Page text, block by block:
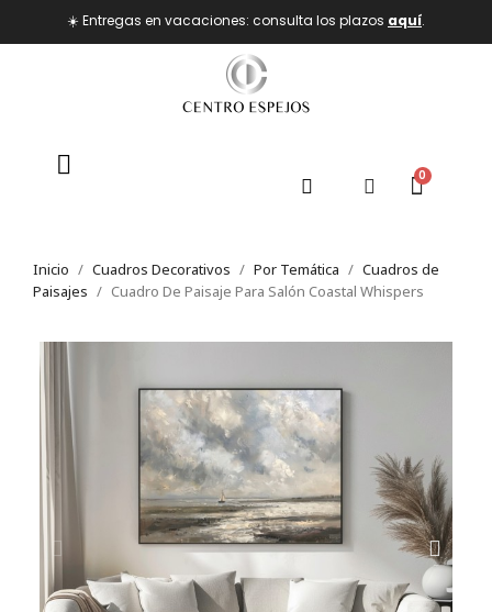
☀️ Entregas en vacaciones: consulta los plazos aquí.
Inicio Cuadros Decorativos Por Temática
Cuadros de
Paisajes
Cuadro De Paisaje Para Salón Coastal Whispers